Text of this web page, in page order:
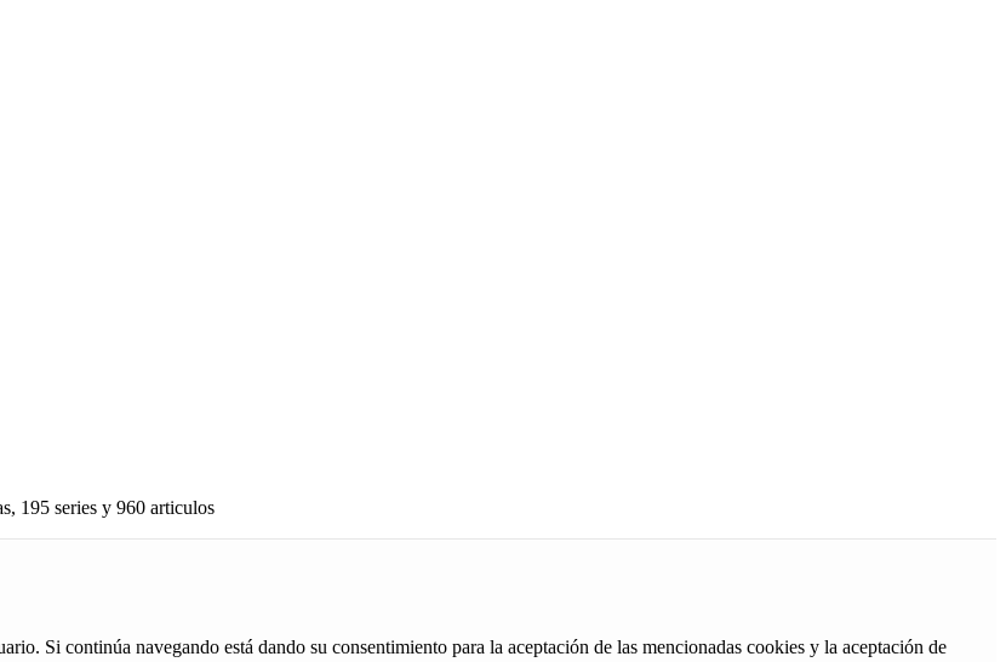
195 series y 960 articulos
Si continúa navegando está dando su consentimiento para la aceptación de las mencionadas cookies y la aceptación de